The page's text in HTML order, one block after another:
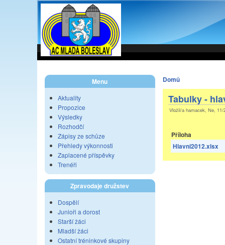
Menu
Aktuality
Propozice
Výsledky
Rozhodčí
Zápisy ze schůze
Přehledy výkonnosti
Zaplacené příspěvky
Trenéři
Zpravodaje družstev
Dospělí
Junioři a dorost
Starší žáci
Mladší žáci
Ostatní tréninkové skupiny
Domů
Tabulky -
Vložil/a hamacek, Ne, 11/
Příloha
Hlavni2012.xlsx